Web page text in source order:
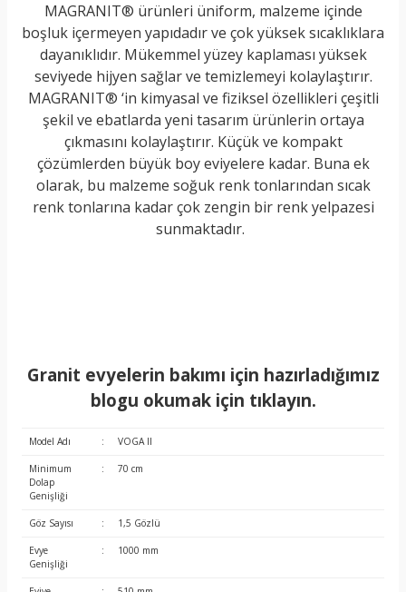
MAGRANIT® ürünleri üniform, malzeme içinde
boşluk içermeyen yapıdadır ve çok yüksek sıcaklıklara
dayanıklıdır. Mükemmel yüzey kaplaması yüksek
seviyede hijyen sağlar ve temizlemeyi kolaylaştırır.
MAGRANIT® ‘in kimyasal ve fiziksel özellikleri çeşitli
şekil ve ebatlarda yeni tasarım ürünlerin ortaya
çıkmasını kolaylaştırır. Küçük ve kompakt
çözümlerden büyük boy eviyelere kadar. Buna ek
olarak, bu malzeme soğuk renk tonlarından sıcak
renk tonlarına kadar çok zengin bir renk yelpazesi
sunmaktadır.
Granit evyelerin bakımı için hazırladığımız
blogu okumak için tıklayın.
Model Adı : VOGA II
Minimum
Dolap
Genişliği
: 70 cm
Göz Sayısı : 1,5 Gözlü
Evye
Genişliği
: 1000 mm